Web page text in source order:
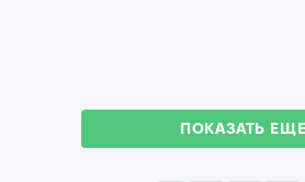
ПОКАЗАТЬ ЕЩЕ